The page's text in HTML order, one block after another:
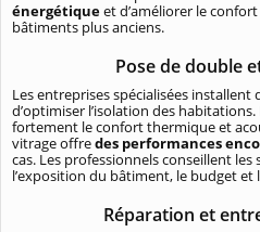
énergétiqueet d’améliorer le
bâtiments plus anciens.
Pose de double
Les entreprises spécialisées
d’optimiser l’isolation des
fortement le confort thermique et
vitrage offredes performances
cas. Les professionnels conseillent
l’exposition du bâtiment, le budget et
Réparation et